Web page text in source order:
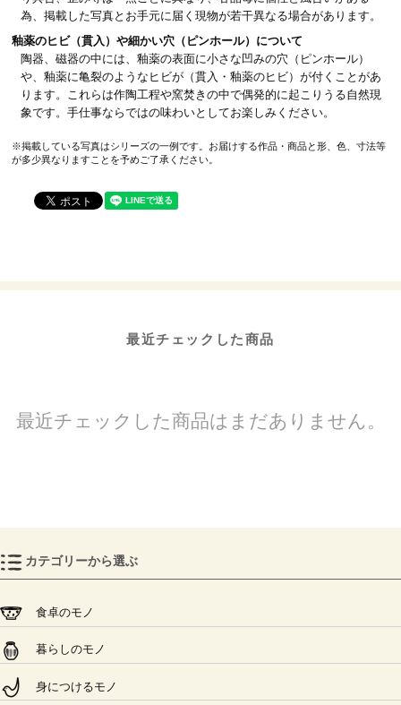
為、掲載した写真とお手元に届く現物が若干異なる場合があります。
釉薬のヒビ（貫入）や細かい穴（ピンホール）について
陶器、磁器の中には、釉薬の表面に小さな凹みの穴（ピンホール）
や、釉薬に亀裂のようなヒビが（貫入・釉薬のヒビ）が付くことがあ
ります。これらは作陶工程や窯焚きの中で偶発的に起こりうる自然現
象です。手仕事ならではの味わいとしてお楽しみください。
※掲載している写真はシリーズの一例です。お届けする作品・商品と形、色、寸法等
が多少異なりますことを予めご了承ください。
最近チェックした商品
最近チェックした商品はまだありません。
カテゴリーから選ぶ
食卓のモノ
暮らしのモノ
身につけるモノ